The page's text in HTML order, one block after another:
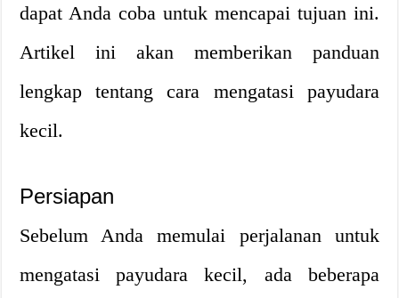
dapat Anda coba untuk mencapai tujuan ini.
Artikel ini akan memberikan panduan
lengkap tentang cara mengatasi payudara
kecil.
Persiapan
Sebelum Anda memulai perjalanan untuk
mengatasi payudara kecil, ada beberapa